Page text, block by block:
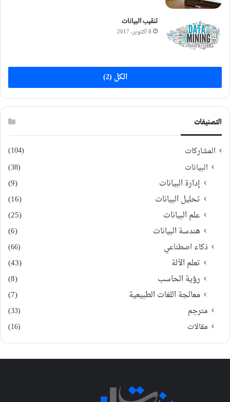
تنقيب البيانات
8 أكتوبر، 2017
الكل (2)
التصنيفات
المشاركات (104)
البيانات (38)
إدارة البيانات
(9)
تحليل البيانات
(16)
علم البيانات
(25)
هندسة البيانات
(6)
ذكاء اصطناعي (66)
تعلم الآلة
(43)
رؤية الحاسب
(8)
معالجة اللغات الطبيعية
(7)
مترجم
(33)
مقالات
(16)